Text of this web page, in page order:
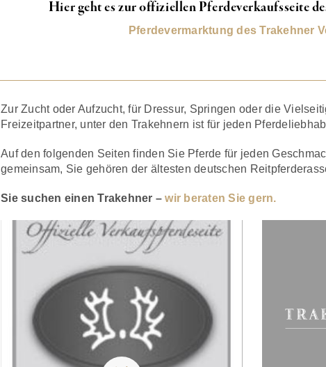
Hier geht es zur offiziellen Pferdeverkaufsseite
Pferdevermarktung des Trakehner
Zur Zucht oder Aufzucht, für Dressur, Springen oder die
Freizeitpartner, unter den Trakehnern ist für jeden
Auf den folgenden Seiten finden Sie Pferde für jeden
gemeinsam, Sie gehören der ältesten deutschen
Sie suchen einen Trakehner –wir beraten Sie gern.